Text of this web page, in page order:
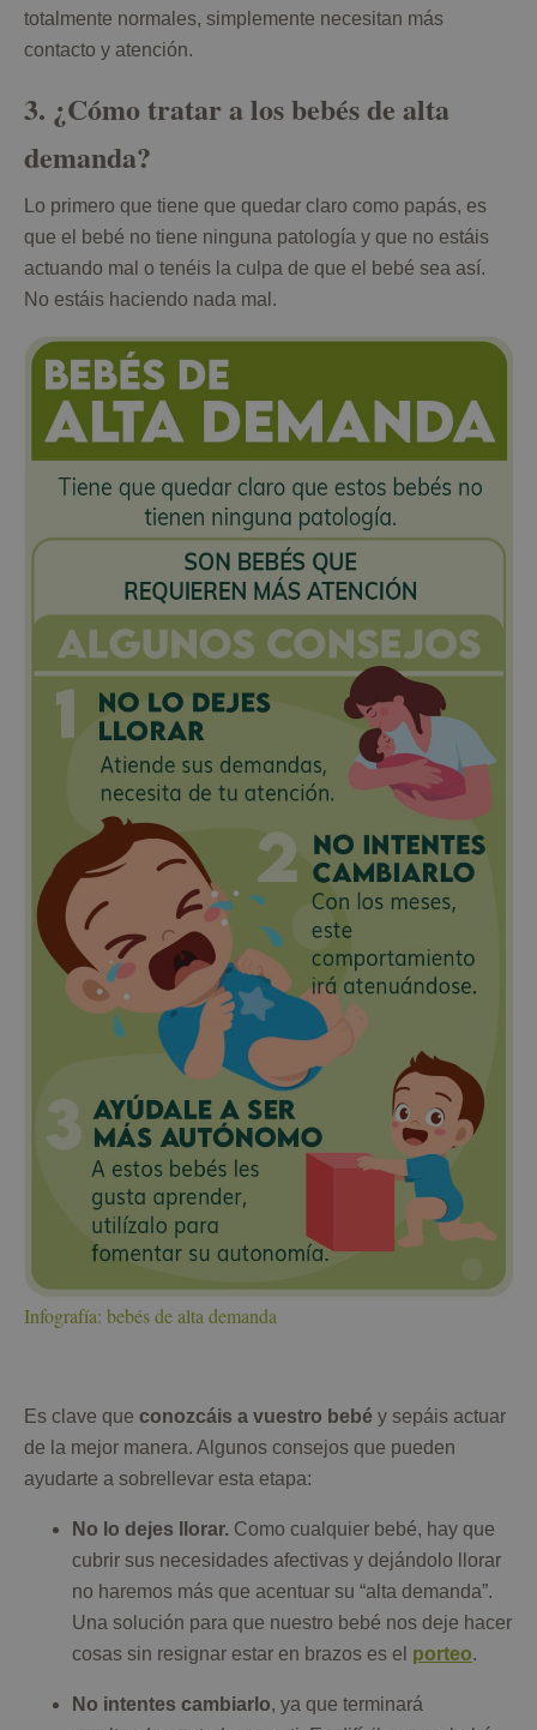
totalmente normales, simplemente necesitan más
contacto y atención.
3. ¿Cómo tratar a los bebés de alta
demanda?
Lo primero que tiene que quedar claro como papás, es
que el bebé no tiene ninguna patología y que no estáis
actuando mal o tenéis la culpa de que el bebé sea así.
No estáis haciendo nada mal.
Infografía: bebés de alta demanda
Es clave que conozcáis a vuestro bebé y sepáis actuar
de la mejor manera. Algunos consejos que pueden
ayudarte a sobrellevar esta etapa:
No lo dejes llorar. Como cualquier bebé, hay que
cubrir sus necesidades afectivas y dejándolo llorar
no haremos más que acentuar su “alta demanda”.
Una solución para que nuestro bebé nos deje hacer
cosas sin resignar estar en brazos es el porteo.
No intentes cambiarlo, ya que terminará